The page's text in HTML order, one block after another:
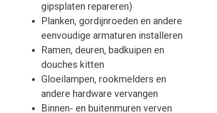
gipsplaten repareren)
Planken, gordijnroeden en andere
eenvoudige armaturen installeren
Ramen, deuren, badkuipen en
douches kitten
Gloeilampen, rookmelders en
andere hardware vervangen
Binnen- en buitenmuren verven